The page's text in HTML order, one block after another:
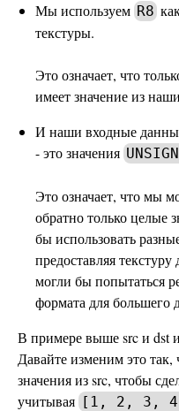
Мы используем R8
текстуры.
Это означает, что
имеет значение из
И наши входные
- это значения
Это означает, что мы
обратно только целые
бы использовать
предоставляя
могли бы попытаться
формата для большего
В примере выше src и dst
Давайте изменим это
значения из src, чтобы
учитывая [1, 2, 3,